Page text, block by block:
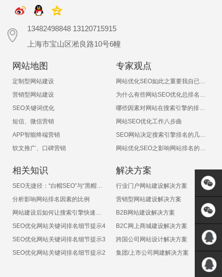
13482498848 13120715915
上海市宝山区淞良路10号6幢
网站地图
定制型网站建设
营销型网站建设
SEO关键词优化
短信、微信营销
APP智能终端营销
软文推广、口碑营销
专家观点
网站优化SEO如此之重要我自已能不能做呢？
为什么有些网站SEO优化总排名不上呢
哪些因素对网站在搜索引擎的排名有影响
网站SEO优化工作八步曲
SEO网站决定搜索引擎排名的几大因素
网站优化SEO之影响网站排名的十大非常见因素
相关知识
SEO无捷径：“白帽SEO”与“黑帽SEO”
分析影响网站排名因素的比例
网站建设后如何让搜索引擎快速收录
SEO优化网站关键词排名细节提示4
SEO优化网站关键词排名细节提示3
SEO优化网站关键词排名细节提示2
解决方案
行业门户网站建设解决方案
营销型网站建设解决方案
B2B网站建设解决方案
B2C网上商城建设解决方案
跨国公司网站设计解决方案
集团/上市公司网建解决方案